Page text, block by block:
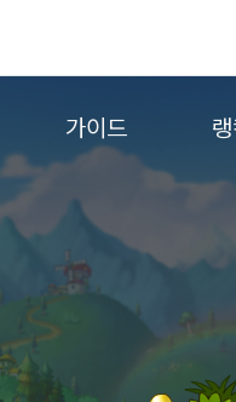
가이드
게임정보
직업소개
확률형 아이템
NEXON NOW